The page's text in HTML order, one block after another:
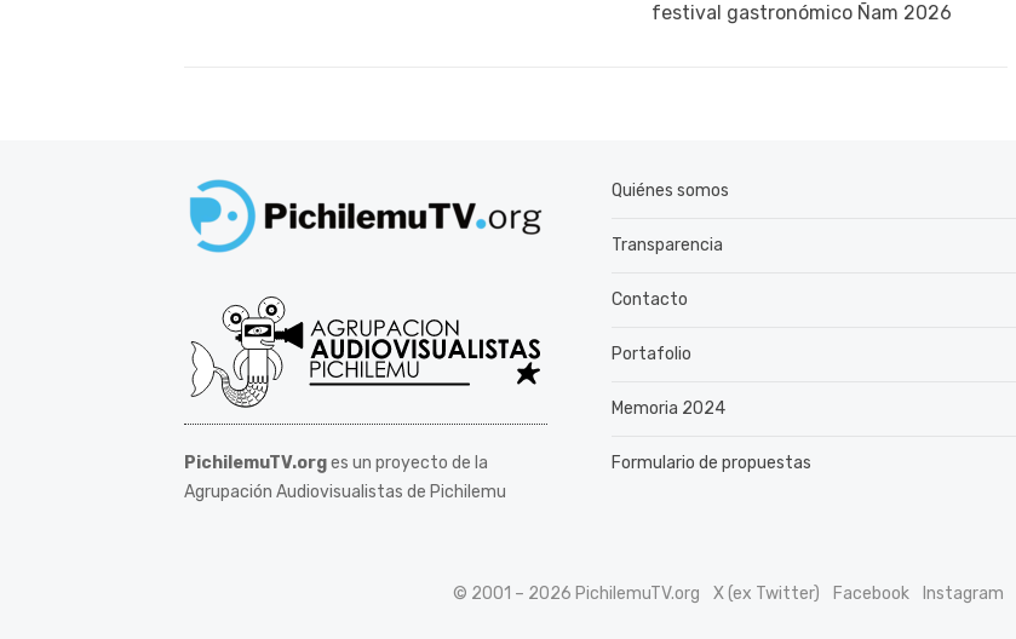
festival gastronómico Ñam 2026
PichilemuTV.orges un proyecto de la
Agrupación Audiovisualistas de Pichilemu
Quiénes somos
Transparencia
Contacto
Portafolio
Memoria 2024
Formulario de propuestas
© 2001 – 2026 PichilemuTV.org X (ex Twitter) Facebook Instagram